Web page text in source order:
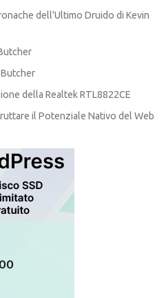
dell’Ultimo Druido di Kevin
della Realtek RTL8822CE
il Potenziale Nativo del Web